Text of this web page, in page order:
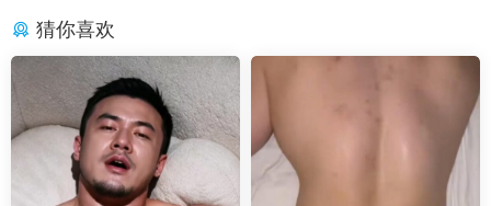
猜你喜欢